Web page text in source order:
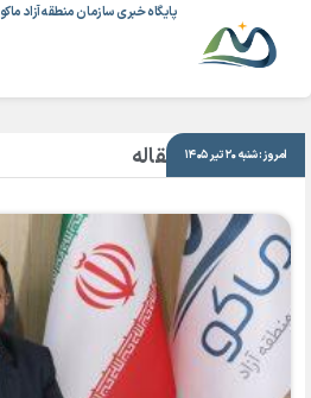
پایگاه خبری سازمان منطقه آزاد ماکو
|یادداشت و مقاله
امروز: شنبه ۲۰ تیر ۱۴۰۵